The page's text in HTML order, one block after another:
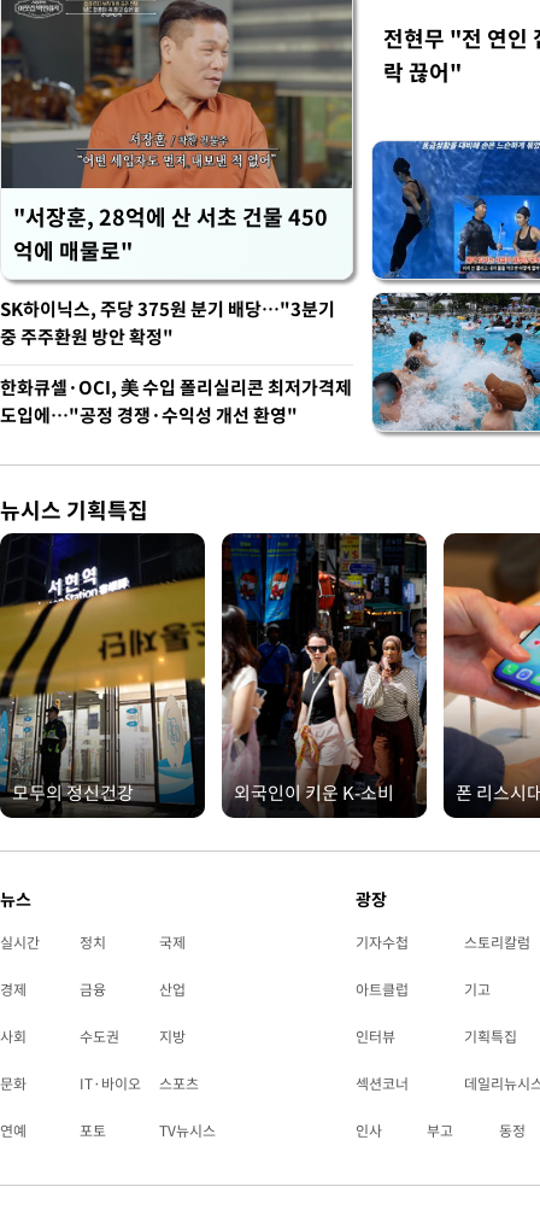
"서장훈, 28억에 산 서초 건물 450
억에 매물로"
전현무 "전 연인
락 끊어"
SK하이닉스, 주당 375원 분기 배당…"3분기
중 주주환원 방안 확정"
한화큐셀·OCI, 美 수입 폴리실리콘 최저가격제
도입에…"공정 경쟁·수익성 개선 환영"
뉴시스 기획특집
모두의 정신건강 외국인이 키운 K-소비 폰 리스시
뉴스
실시간 정치 국제
경제 금융 산업
사회 수도권 지방
문화 IT·바이오 스포츠
연예 포토 TV뉴시스
광장
기자수첩 스토리칼럼
아트클럽 기고
인터뷰 기획특집
섹션코너 데일리뉴시
인사 부고 동정